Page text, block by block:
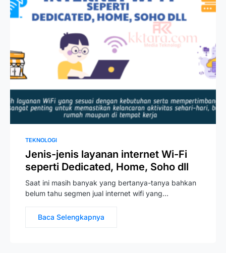
TEKNOLOGI
Jenis-jenis layanan internet Wi-Fi
seperti Dedicated, Home, Soho dll
Saat ini masih banyak yang bertanya-tanya bahkan
belum tahu segmen jual internet wifi yang…
Baca Selengkapnya